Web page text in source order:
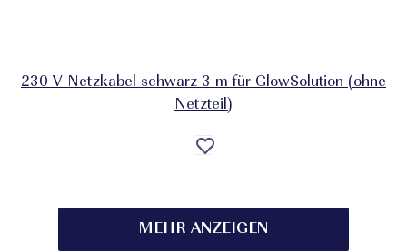
230 V Netzkabel schwarz 3 m für GlowSolution (ohne
Netzteil)
Auf
die
MEHR ANZEIGEN